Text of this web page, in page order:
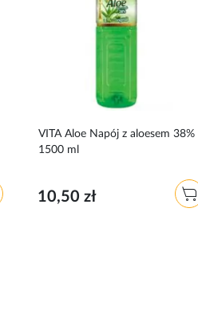
VITA Aloe Napój z aloesem 38%
1500 ml
10,50 zł